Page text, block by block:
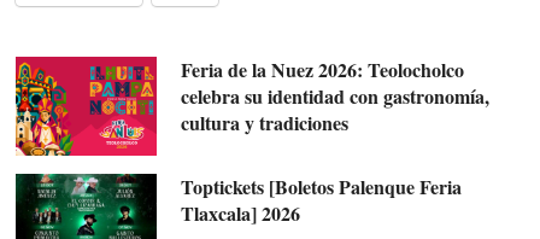
Feria de la Nuez 2026: Teolocholco
celebra su identidad con gastronomía,
cultura y tradiciones
Toptickets [Boletos Palenque Feria
Tlaxcala] 2026